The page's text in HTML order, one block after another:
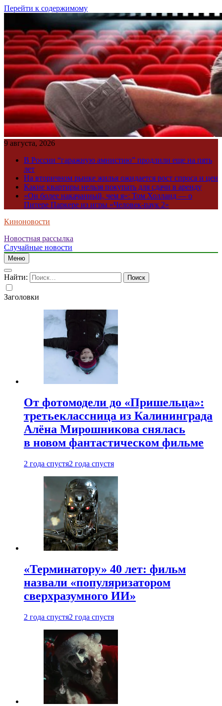
Перейти к содержимому
9 августа, 2026
В России “гаражную амнистию” продлили еще на пять
лет
На вторичном рынке жилья ожидается рост спроса и цен
Какие квартиры нельзя покупать для сдачи в аренду
«Он более накачанный, чем я»: Том Холланд — о
Питере Паркере из игры «Человек-паук 2»
Киноновости
Новостная рассылка
Случайные новости
Меню
Найти:
Заголовки
От фотомодели до «Пришельца»:
третьеклассница из Калининграда
Алёна Мирошникова снялась
в новом фантастическом фильме
2 года спустя2 года спустя
«Терминатору» 40 лет: фильм
назвали «популяризатором
сверхразумного ИИ»
2 года спустя2 года спустя